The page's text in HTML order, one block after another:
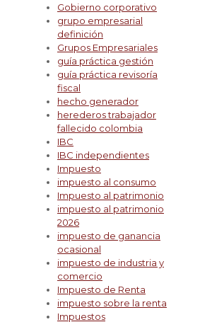
Gobierno corporativo
grupo empresarial
definición
Grupos Empresariales
guía práctica gestión
guía práctica revisoría
fiscal
hecho generador
herederos trabajador
fallecido colombia
IBC
IBC independientes
Impuesto
impuesto al consumo
Impuesto al patrimonio
impuesto al patrimonio
2026
impuesto de ganancia
ocasional
impuesto de industria y
comercio
Impuesto de Renta
impuesto sobre la renta
Impuestos